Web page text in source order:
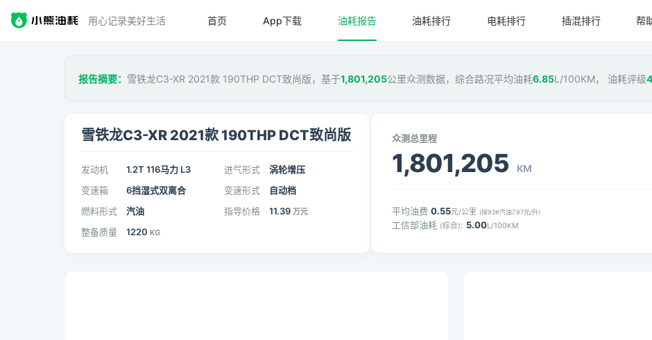
用心记录美好生活 首页 App下载 油耗报告 油耗排行 电耗排行 插混排行 帮
报告摘要： 雪铁龙C3-XR 2021款 190THP DCT致尚版，基于1,801,205公里众测数据，综合路况平均油耗6.85L/100KM， 油耗评级
雪铁龙C3-XR 2021款 190THP DCT致尚版
发动机 1.2T 116马力 L3 进气形式
涡轮增压
变速箱
6挡湿式双离合 变速形式
自动档
燃料形式
汽油 指导价格 11.39 万元
整备质量 1220 KG
众测总里程
1,801,205 KM
平均油费 0.55元/公里 (按92#汽油7.97元/升)
工信部油耗 (综合): 5.00L/100KM